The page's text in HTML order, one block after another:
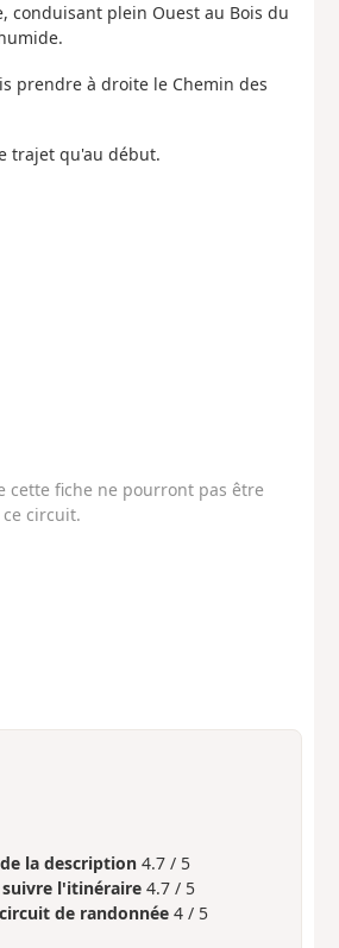
conduisant plein Ouest au Bois du
prendre à droite le Chemin des
trajet qu'au début.
cette fiche ne pourront pas être
circuit.
la description 4.7 / 5
suivre l'itinéraire 4.7 / 5
de randonnée 4 / 5